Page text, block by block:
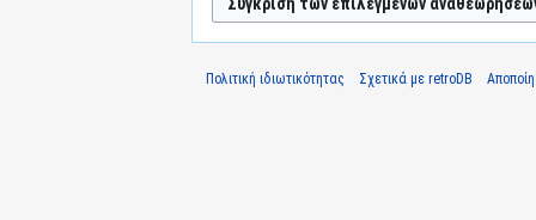
Πολιτική ιδιωτικότητας Σχετικά με retroDB